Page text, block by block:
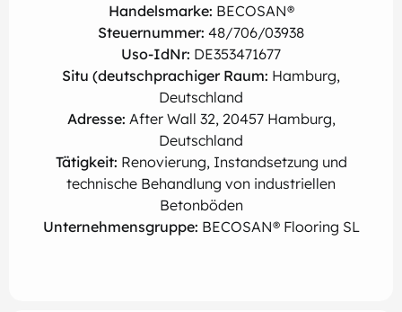
Handelsmarke: BECOSAN®
Steuernummer: 48/706/03938
Uso-IdNr: DE353471677
Situ (deutschprachiger Raum: Hamburg,
Deutschland
Adresse: After Wall 32, 20457 Hamburg,
Deutschland
Tätigkeit: Renovierung, Instandsetzung und
technische Behandlung von industriellen
Betonböden
Unternehmensgruppe: BECOSAN® Flooring SL